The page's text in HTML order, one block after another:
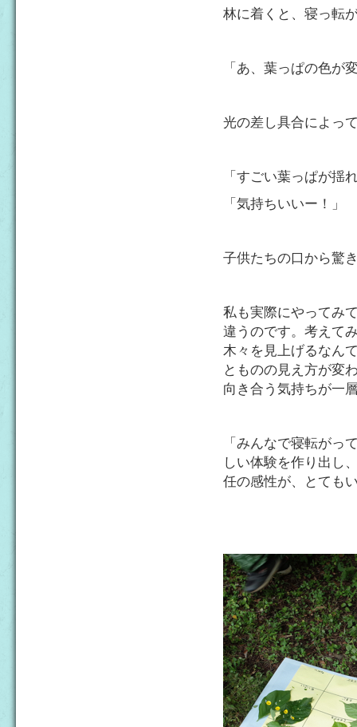
林に着くと、寝っ転
「あ、葉っぱの色が
光の差し具合によっ
「すごい葉っぱが揺
「気持ちいいー！」
子供たちの口から驚
私も実際にやってみ
違うのです。考えて
木々を見上げるなん
とものの見え方が変
向き合う気持ちが一
「みんなで寝転がっ
しい体験を作り出し
任の感性が、とても